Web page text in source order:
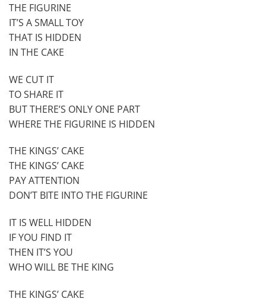
THE FIGURINE
IT’S A SMALL TOY
THAT IS HIDDEN
IN THE CAKE
WE CUT IT
TO SHARE IT
BUT THERE’S ONLY ONE PART
WHERE THE FIGURINE IS HIDDEN
THE KINGS’ CAKE
THE KINGS’ CAKE
PAY ATTENTION
DON’T BITE INTO THE FIGURINE
IT IS WELL HIDDEN
IF YOU FIND IT
THEN IT’S YOU
WHO WILL BE THE KING
THE KINGS’ CAKE